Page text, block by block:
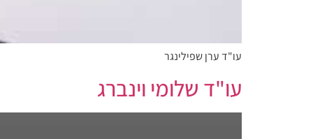
עו"ד ערן שפילינגר
עו"ד שלומי וינברג